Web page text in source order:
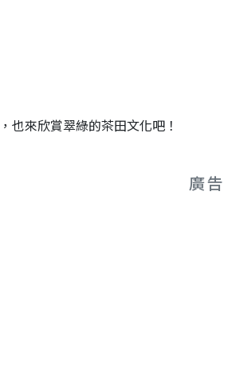
也來欣賞翠綠的茶田文化吧！
廣告